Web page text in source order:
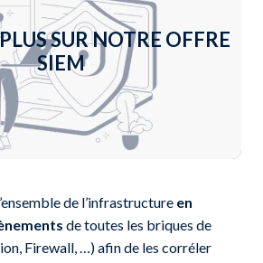
SUR NOTRE OFFRE
SIEM
En savoir plus +
de l’infrastructure en
de toutes les briques de
Firewall, …) afin de les corréler